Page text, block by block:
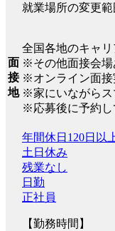
就業場所の変更
面
接
地
全国各地のキャ
※その他面接会場
※オンライン面接
※家にいながらス
※応募後に予約し
年間休日120日以
土日休み
残業なし
日勤
正社員
【勤務時間】